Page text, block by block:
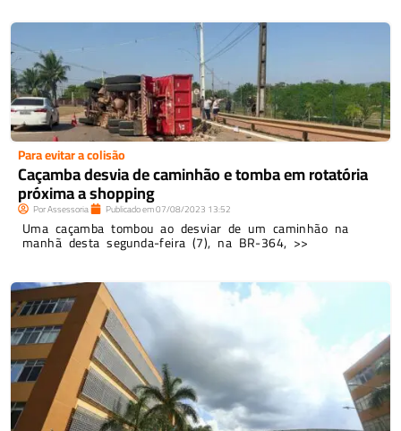
Para evitar a colisão
Caçamba desvia de caminhão e tomba em rotatória
próxima a shopping
PorAssessoria Publicado em07/08/2023 13:52
Uma caçamba tombou ao desviar de um caminhão na
manhã desta segunda-feira (7), na BR-364, >>